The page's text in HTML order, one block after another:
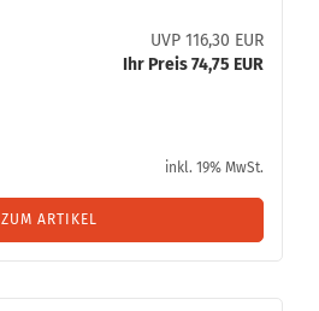
UVP 116,30 EUR
Ihr Preis 74,75 EUR
inkl. 19% MwSt.
ZUM ARTIKEL